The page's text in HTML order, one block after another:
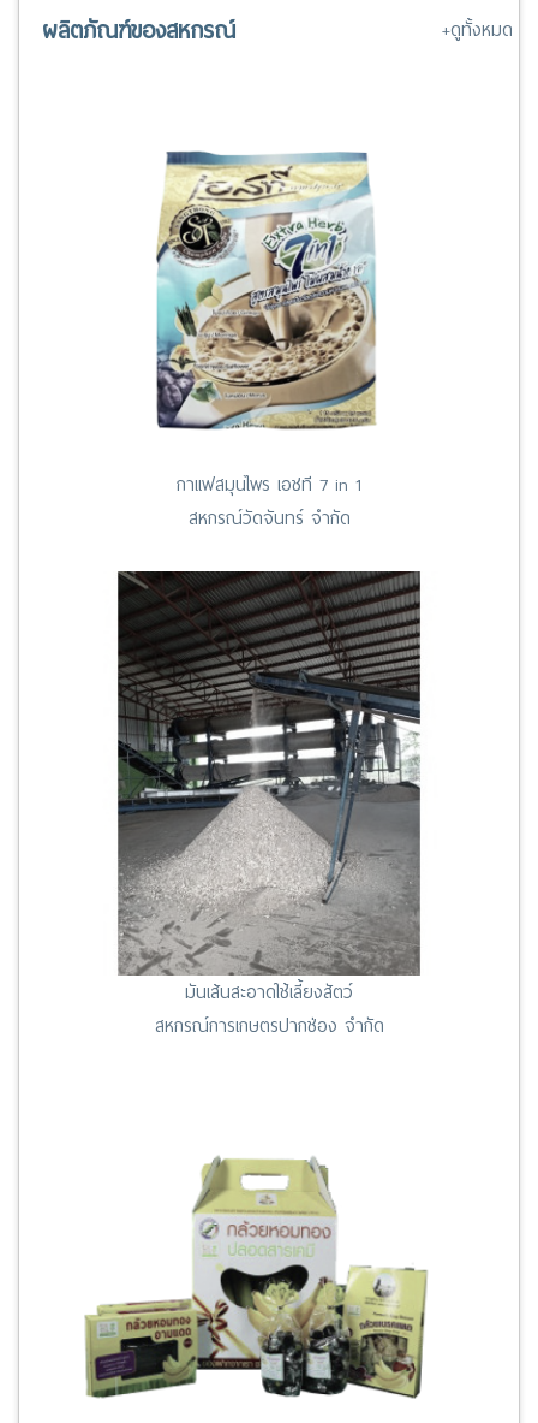
2562
ผลิตภัณฑ์ของสหกรณ์ +ดูทั้งหมด
กาแฟสมุนไพร เอชที 7 in 1
สหกรณ์วัดจันทร์ จำกัด
มันเส้นสะอาดใช้เลี้ยงสัตว์
สหกรณ์การเกษตรปากช่อง จำกัด